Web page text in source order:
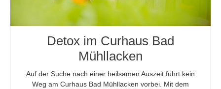
Detox im Curhaus Bad
Mühllacken
Auf der Suche nach einer heilsamen Auszeit führt kein
Weg am Curhaus Bad Mühllacken vorbei. Mit dem